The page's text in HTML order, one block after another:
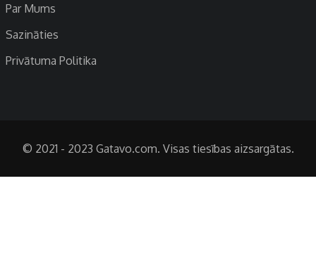
Par Mums
Sazināties
Privātuma Politika
© 2021 - 2023 Gatavo.com. Visas tiesības aizsargātas.